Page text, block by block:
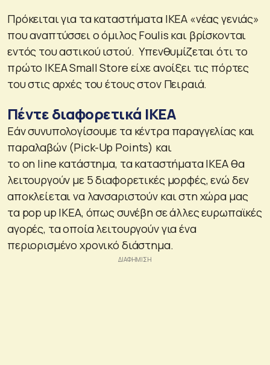
Πρόκειται για τα καταστήματα ΙΚΕΑ «νέας γενιάς»
που αναπτύσσει ο όμιλος Foulis και βρίσκονται
εντός του αστικού ιστού. Υπενθυμίζεται ότι το
πρώτο ΙΚΕΑ Small Store είχε ανοίξει τις πόρτες
του στις αρχές του έτους στον Πειραιά.
Πέντε διαφορετικά IKEA
Εάν συνυπολογίσουμε τα κέντρα παραγγελίας και
παραλαβών (Pick-Up Points) και
το on line κατάστημα, τα καταστήματα IKEA θα
λειτουργούν με 5 διαφορετικές μορφές, ενώ δεν
αποκλείεται να λανσαριστούν και στη χώρα μας
τα pop up ΙΚΕΑ, όπως συνέβη σε άλλες ευρωπαϊκές
αγορές, τα οποία λειτουργούν για ένα
περιορισμένο χρονικό διάστημα.